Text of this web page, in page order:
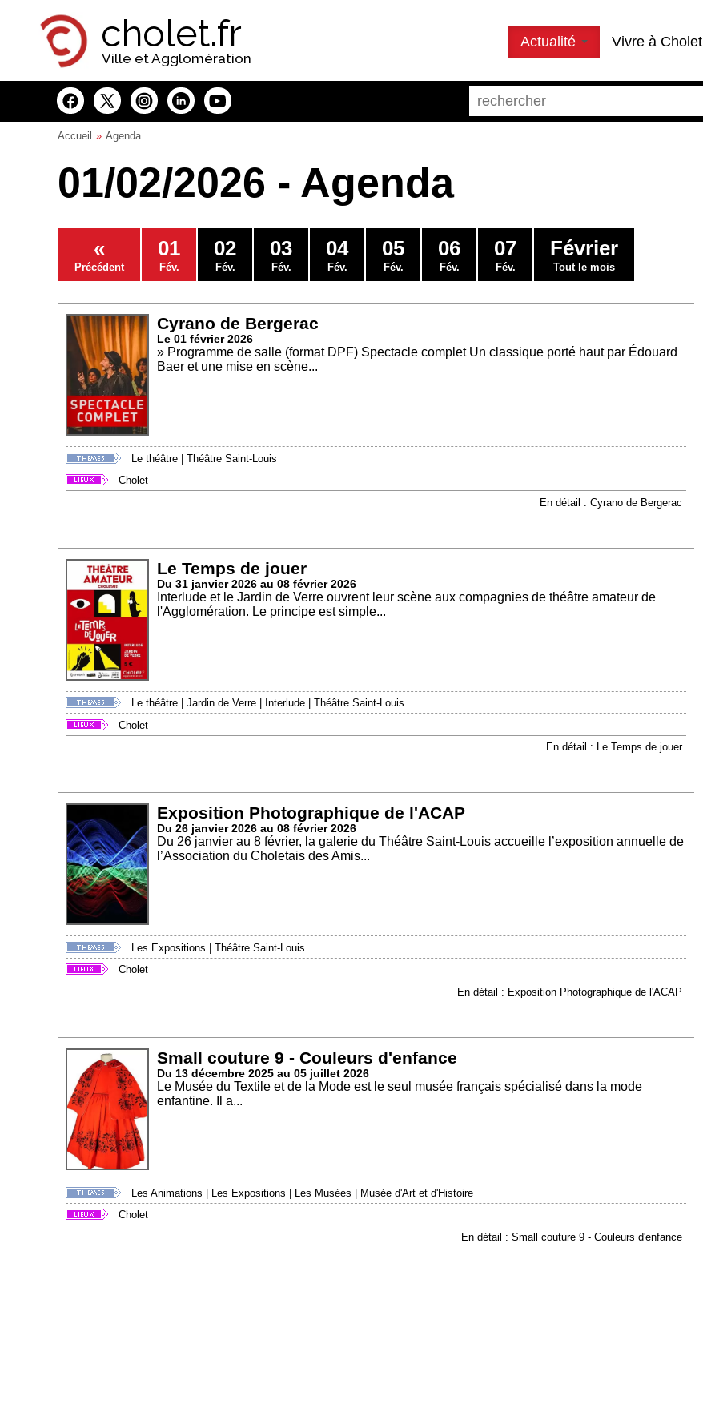
cholet.fr
Ville et Agglomération
Actualité Vivre à Cholet
Accueil Agenda
01/02/2026 - Agenda
«
Précédent
01
Fév.
02
Fév.
03
Fév.
04
Fév.
05
Fév.
06
Fév.
07
Fév.
Février
Tout le mois
Cyrano de Bergerac
Le 01 février 2026
» Programme de salle (format DPF) Spectacle complet Un classique porté haut par Édouard
Baer et une mise en scène...
Le théâtre | Théâtre Saint-Louis
Cholet
En détail : Cyrano de Bergerac
Le Temps de jouer
Du 31 janvier 2026 au 08 février 2026
Interlude et le Jardin de Verre ouvrent leur scène aux compagnies de théâtre amateur de
l'Agglomération. Le principe est simple...
Le théâtre Jardin de Verre Interlude
Théâtre Saint-Louis
Cholet
En détail : Le Temps de jouer
Exposition Photographique de l'ACAP
Du 26 janvier 2026 au 08 février 2026
Du 26 janvier au 8 février, la galerie du Théâtre Saint-Louis accueille l’exposition annuelle de
l’Association du Choletais des Amis...
Les Expositions
Théâtre Saint-Louis
Cholet
En détail : Exposition Photographique de l'ACAP
Small couture 9 - Couleurs d'enfance
Du 13 décembre 2025 au 05 juillet 2026
Le Musée du Textile et de la Mode est le seul musée français spécialisé dans la mode
enfantine. Il a...
Les Animations | Les Expositions | Les Musées | Musée d'Art et d'Histoire
Cholet
En détail : Small couture 9 - Couleurs d'enfance